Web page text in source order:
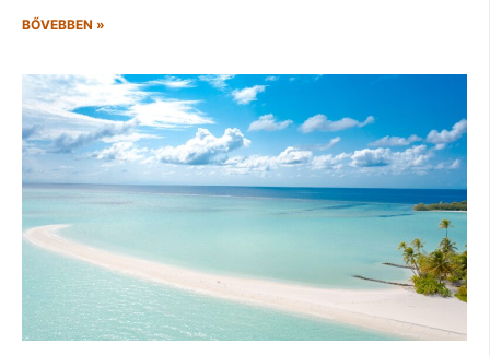
BŐVEBBEN »